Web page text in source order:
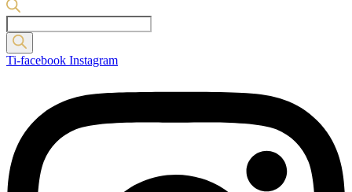
Products
search
Ti-facebook Instagram